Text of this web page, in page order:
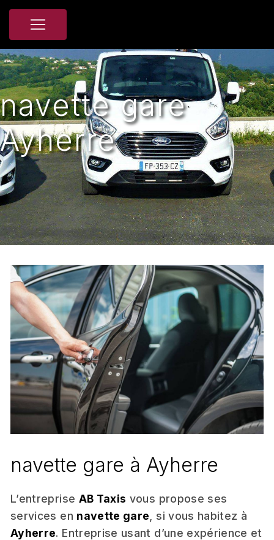
navette gare
Ayherre
navette gare à Ayherre
L’entreprise AB Taxis vous propose ses
services en navette gare , si vous habitez à
Ayherre. Entreprise usant d’une expérience et
Panneau de gestion des cookies